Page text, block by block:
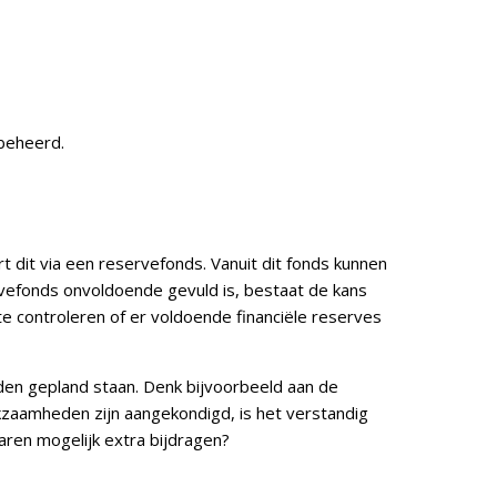
via een reservefonds. Vanuit dit fonds kunnen
onvoldoende gevuld is, bestaat de kans
controleren of er voldoende financiële reserves
gepland staan. Denk bijvoorbeeld aan de
zijn aangekondigd, is het verstandig
mogelijk extra bijdragen?